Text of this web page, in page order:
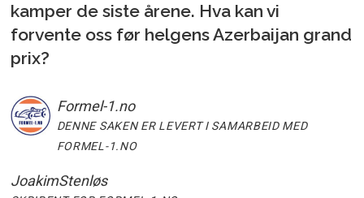
kamper de siste årene. Hva kan vi
forvente oss før helgens Azerbaijan grand
prix?
Formel-1.no
DENNE SAKEN ER LEVERT I SAMARBEID MED
FORMEL-1.NO
JoakimStenløs